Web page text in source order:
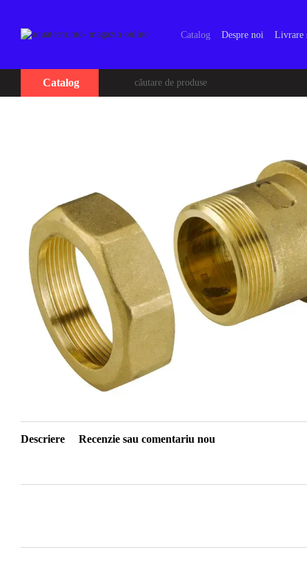
Catalog Despre noi Livrare
Catalog
Descriere Recenzie sau comentariu nou